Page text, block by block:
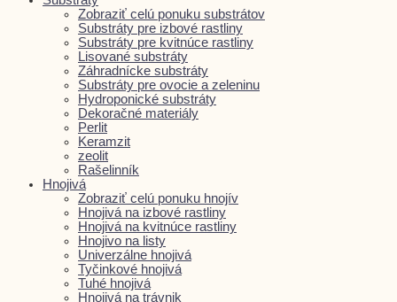
Zobraziť celú ponuku substrátov
Substráty pre izbové rastliny
Substráty pre kvitnúce rastliny
Lisované substráty
Záhradnícke substráty
Substráty pre ovocie a zeleninu
Hydroponické substráty
Dekoračné materiály
Perlit
Keramzit
zeolit
Rašelinník
Hnojivá
Zobraziť celú ponuku hnojív
Hnojivá na izbové rastliny
Hnojivá na kvitnúce rastliny
Hnojivo na listy
Univerzálne hnojivá
Tyčinkové hnojivá
Tuhé hnojivá
Hnojivá na trávnik